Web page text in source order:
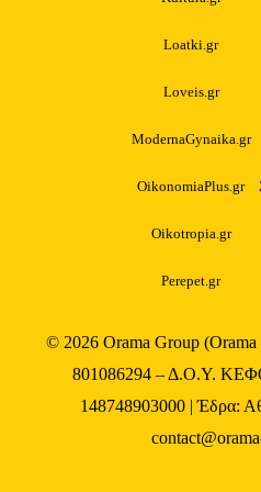
Loatki.gr
Loveis.gr
ModernaGynaika.gr
OikonomiaPlus.gr
Oikotropia.gr
Perepet.gr
© 2026 Orama Group
801086294 – Δ.Ο.Υ.
148748903000 | Έδρα: